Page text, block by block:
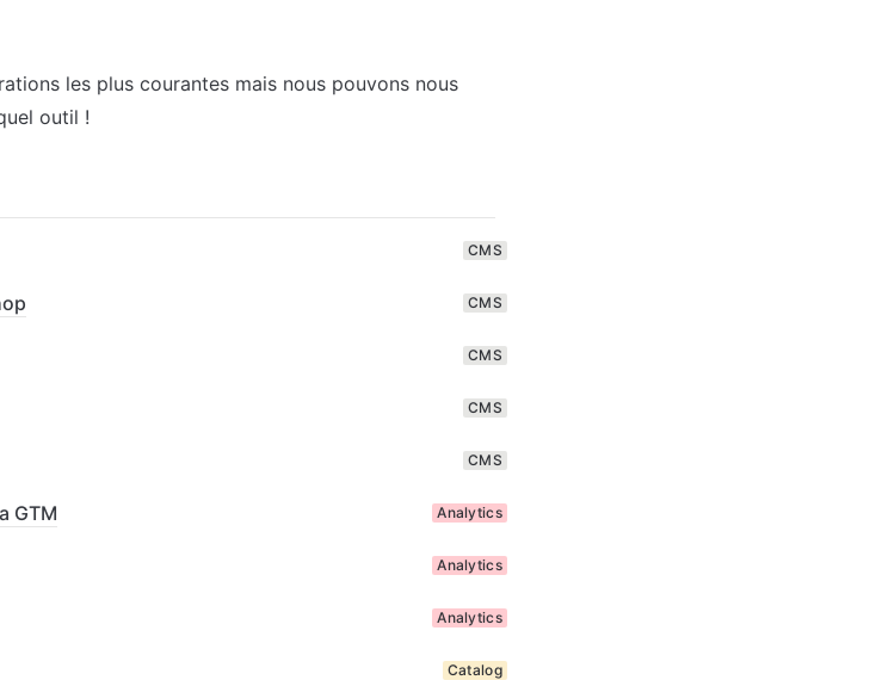
les plus courantes mais nous pouvons nous
outil !
CMS
CMS
CMS
CMS
CMS
GTM Analytics
Analytics
Analytics
Catalog